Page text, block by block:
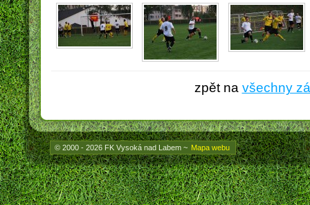
zpět na všechny
© 2000 - 2026 FK Vysoká nad Labem ~ Mapa webu